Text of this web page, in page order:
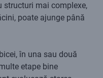
structuri mai complexe,
poate ajunge până
în una sau două
etape bine